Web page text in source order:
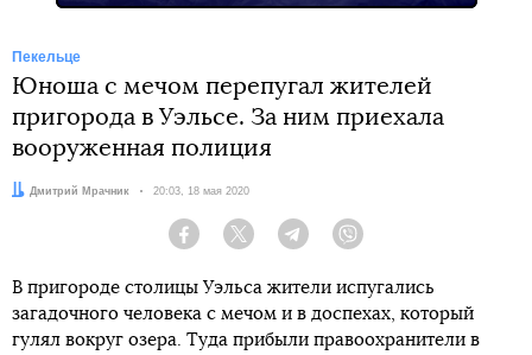
Пекельце
Юноша с мечом перепугал жителей
пригорода в Уэльсе. За ним приехала
вооруженная полиция
Автор:
Дмитрий Мрачник Дата:
20:03, 18 мая 2020
Facebook Twitter Telegram
В пригороде столицы Уэльса жители испугались
загадочного человека с мечом и в доспехах, который
гулял вокруг озера. Туда прибыли правоохранители в